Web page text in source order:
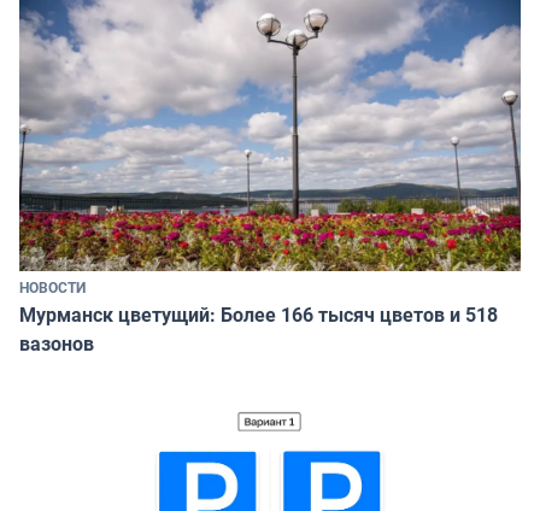
НОВОСТИ
Мурманск цветущий: Более 166 тысяч цветов и 518
вазонов